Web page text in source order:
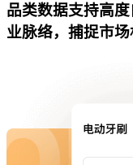
品类数据支持高
业脉络，捕捉市场